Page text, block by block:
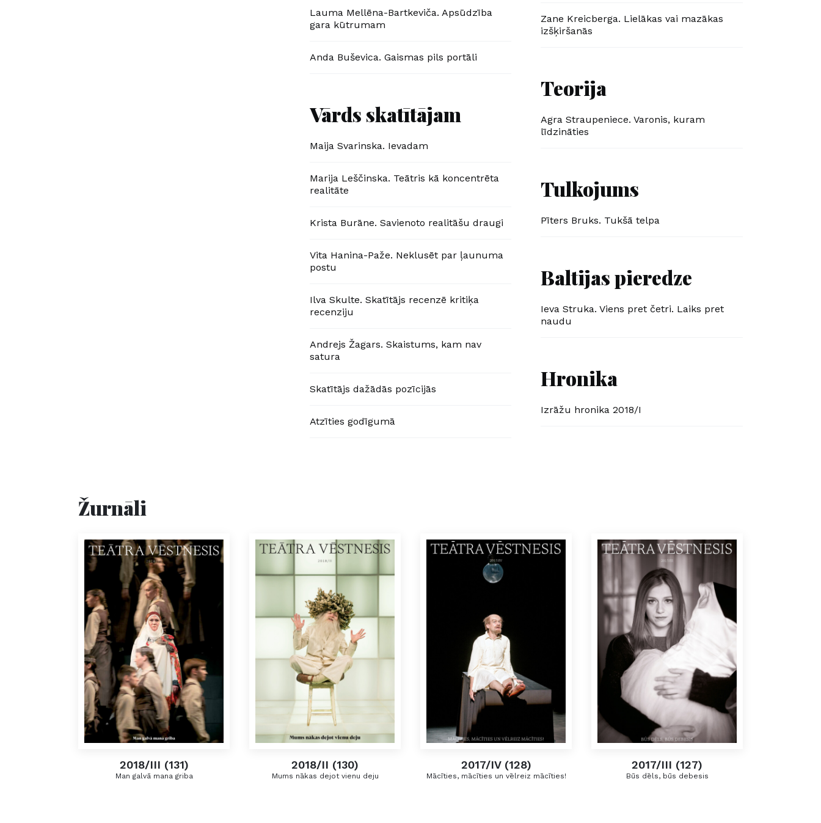
Lauma Mellēna-Bartkeviča. Apsūdzība
gara kūtrumam
Anda Buševica. Gaismas pils portāli
Vārds skatītājam
Maija Svarinska. Ievadam
Marija Leščinska. Teātris kā koncentrēta
realitāte
Krista Burāne. Savienoto realitāšu draugi
Vita Hanina-Paže. Neklusēt par ļaunuma
postu
Ilva Skulte. Skatītājs recenzē kritiķa
recenziju
Andrejs Žagars. Skaistums, kam nav
satura
Skatītājs dažādās pozīcijās
Atzīties godīgumā
Zane Kreicberga. Lielākas vai mazākas
izšķiršanās
Teorija
Agra Straupeniece. Varonis, kuram
līdzināties
Tulkojums
Pīters Bruks. Tukšā telpa
Baltijas pieredze
Ieva Struka. Viens pret četri. Laiks pret
naudu
Hronika
Izrāžu hronika 2018/I
Žurnāli
2018/III (131)
Man galvā mana griba
2018/II (130)
Mums nākas dejot vienu deju
2017/IV (128)
Mācīties, mācīties un vēlreiz mācīties!
2017/III (127)
Būs dēls, būs debesis